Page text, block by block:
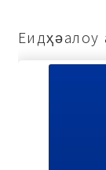
Еидҳәалоу